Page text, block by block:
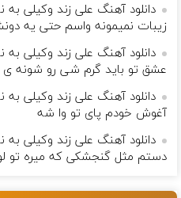
دانلود آهنگ علی زند وکیلی
زيبات نمیمونه واسم حتی یه
دانلود آهنگ علی زند وکیلی به
عشق تو باید گرم شی رو شونه
دانلود آهنگ علی زند وکیلی به
آغوش خودم پای تو وا شه
دانلود آهنگ علی زند وکیلی
دستم مثل گنجشكی كه میره تو